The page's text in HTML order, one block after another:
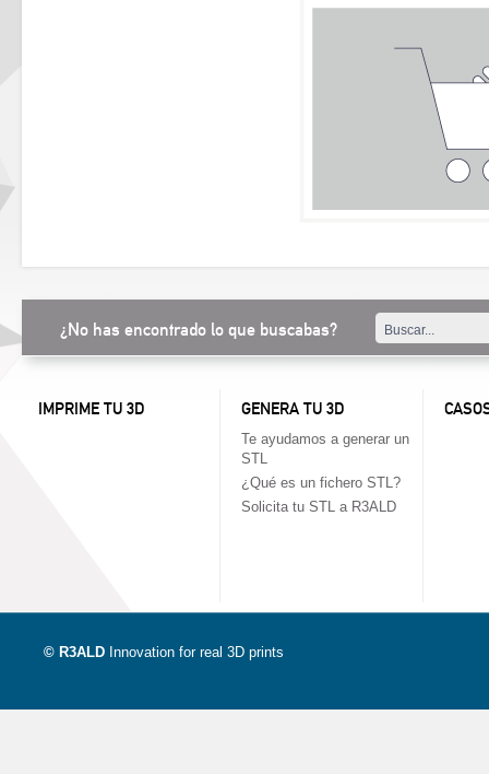
¿No has encontrado lo que buscabas?
IMPRIME TU 3D GENERA TU 3D
Te ayudamos a generar un
STL
¿Qué es un fichero STL?
Solicita tu STL a R3ALD
© R3ALD Innovation for real 3D prints